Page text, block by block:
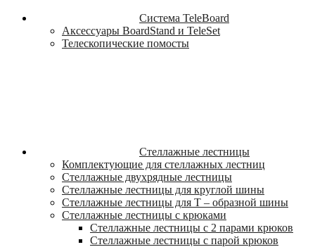
Система TeleBoard
Аксессуары BoardStand и TeleSet
Телескопические помосты
Стеллажные лестницы
Комплектующие для стеллажных лестниц
Стеллажные двухрядные лестницы
Стеллажные лестницы для круглой шины
Стеллажные лестницы для Т – образной шины
Стеллажные лестницы с крюками
Стеллажные лестницы c 2 парами крюков
Стеллажные лестницы с парой крюков